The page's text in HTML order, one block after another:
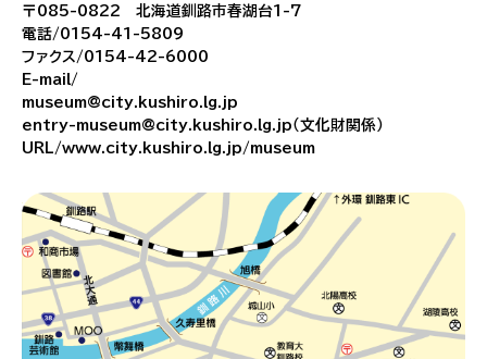
〒085-0822 北海道釧路市春湖台1-7
電話/0154-41-5809
ファクス/0154-42-6000
E-mail/
museum@city.kushiro.lg.jp
entry-museum@city.kushiro.lg.jp（文化財関係）
URL/www.city.kushiro.lg.jp/museum